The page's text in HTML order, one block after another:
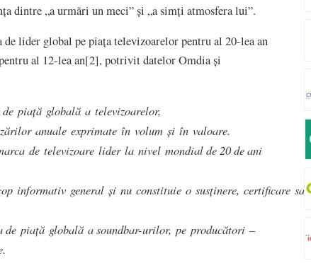
dintre „a urmări un meci” și „a simți atmosfera lui”.
lider global pe piața televizoarelor pentru al 20-lea an
al 12-lea an[2], potrivit datelor Omdia și
piață globală a televizoarelor,
anuale exprimate în volum și în valoare.
de televizoare lider la nivel mondial de 20 de ani
informativ general și nu constituie o susținere, certificare sau
de piață globală a soundbar-urilor, pe producători –